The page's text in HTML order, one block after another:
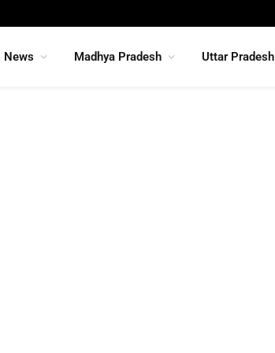
News Madhya Pradesh Uttar Pradesh